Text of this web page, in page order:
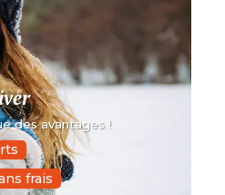
des avantages !
frais